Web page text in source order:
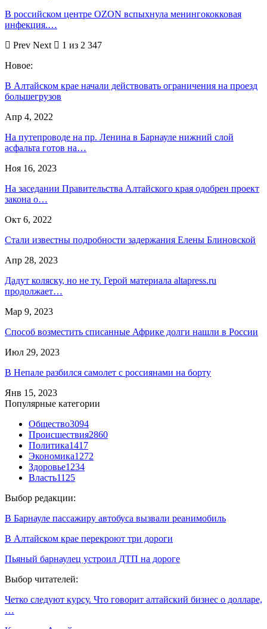
В российском центре OZON вспыхнула менингококковая
инфекция.…
Prev Next
1 из 2 347
Новое:
В Алтайском крае начали действовать ограничения на проезд
большегрузов
Апр 4, 2022
На путепроводе на пр. Ленина в Барнауле нижний слой
асфальта готов на…
Ноя 16, 2023
На заседании Правительства Алтайского края одобрен проект
закона о…
Окт 6, 2022
Стали известны подробности задержания Елены Блиновской
Апр 28, 2023
Дадут коляску, но не ту. Герой материала altapress.ru
продолжает…
Мар 9, 2023
Способ возместить списанные Африке долги нашли в России
Июл 29, 2023
В Непале разбился самолет с россиянами на борту
Янв 15, 2023
Популярные категории
Общество3094
Происшествия2860
Политика1417
Экономика1272
Здоровье1234
Власть1125
Выбор редакции:
В Барнауле пассажиру автобуса вызвали реанимобиль
В Алтайском крае перекроют три дороги
Пьяный барнаулец устроил ДТП на дороге
Выбор читателей:
Четко следуют курсу. Что говорит алтайский бизнес о долларе,
…